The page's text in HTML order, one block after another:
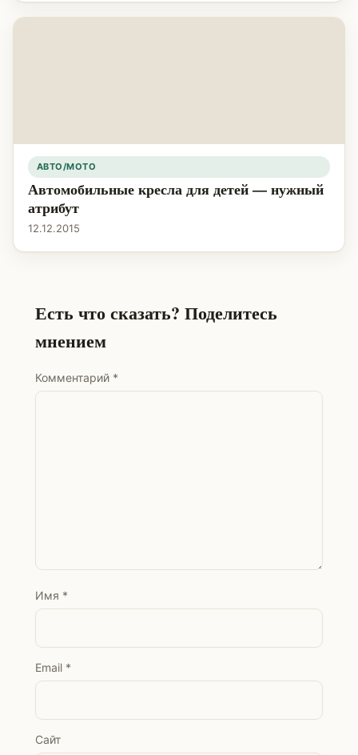
АВТО/МОТО
Автомобильные кресла для детей — нужный
атрибут
12.12.2015
Есть что сказать? Поделитесь
мнением
Комментарий *
Имя *
Email *
Сайт